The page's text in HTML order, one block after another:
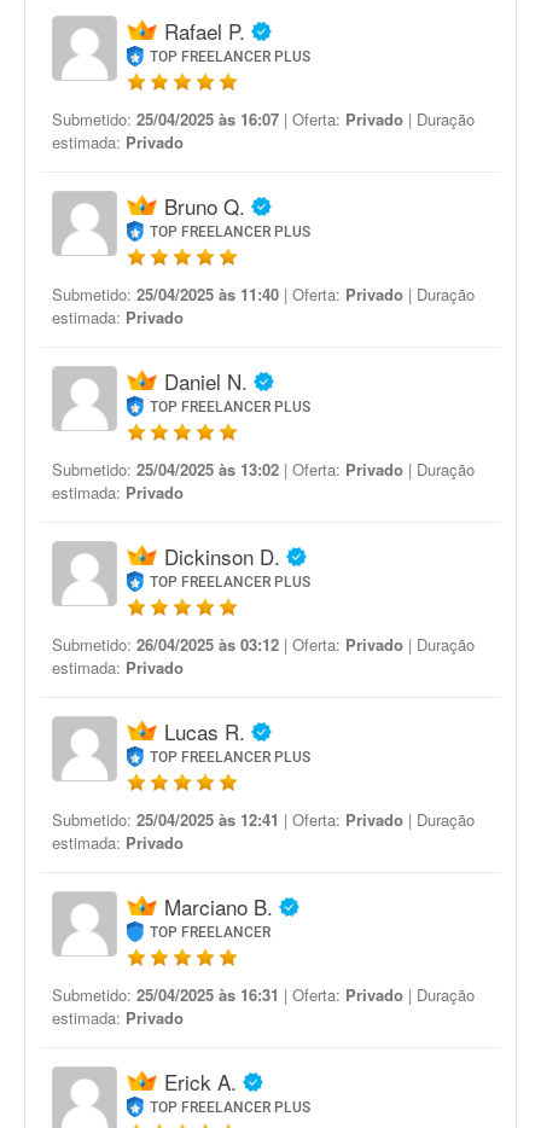
Rafael P.
TOP FREELANCER PLUS
Submetido: 25/04/2025 às 16:07 | Oferta: Privado | Duração
estimada: Privado
Bruno Q.
TOP FREELANCER PLUS
Submetido: 25/04/2025 às 11:40 | Oferta: Privado | Duração
estimada: Privado
Daniel N.
TOP FREELANCER PLUS
Submetido: 25/04/2025 às 13:02 | Oferta: Privado | Duração
estimada: Privado
Dickinson D.
TOP FREELANCER PLUS
Submetido: 26/04/2025 às 03:12 | Oferta: Privado | Duração
estimada: Privado
Lucas R.
TOP FREELANCER PLUS
Submetido: 25/04/2025 às 12:41 | Oferta: Privado | Duração
estimada: Privado
Marciano B.
TOP FREELANCER
Submetido: 25/04/2025 às 16:31 | Oferta: Privado | Duração
estimada: Privado
Erick A.
TOP FREELANCER PLUS